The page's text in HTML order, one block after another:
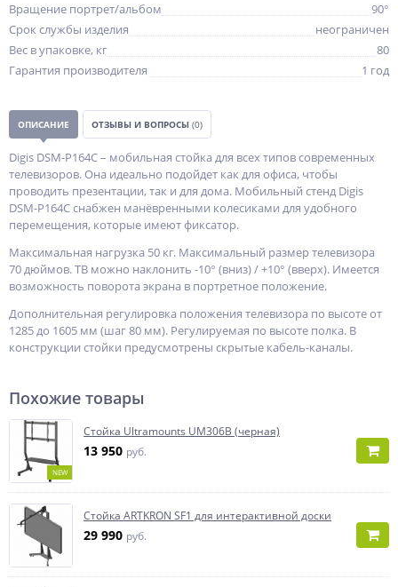
Вращение портрет/альбом
90°
Срок службы изделия
неограничен
Вес в упаковке, кг
80
Гарантия производителя
1 год
ОПИСАНИЕ ОТЗЫВЫ И ВОПРОСЫ (0)
Digis DSM-P164C – мобильная стойка для всех типов современных
телевизоров. Она идеально подойдет как для офиса, чтобы
проводить презентации, так и для дома. Мобильный стенд Digis
DSM-P164C снабжен манёвренными колесиками для удобного
перемещения, которые имеют фиксатор.
Максимальная нагрузка 50 кг. Максимальный размер телевизора
70 дюймов. ТВ можно наклонить -10° (вниз) / +10° (вверх). Имеется
возможность поворота экрана в портретное положение.
Дополнительная регулировка положения телевизора по высоте от
1285 до 1605 мм (шаг 80 мм). Регулируемая по высоте полка. В
конструкции стойки предусмотрены скрытые кабель-каналы.
Похожие товары
NEW
Стойка Ultramounts UM306B (черная)
13 950 руб.
Стойка ARTKRON SF1 для интерактивной доски
29 990 руб.